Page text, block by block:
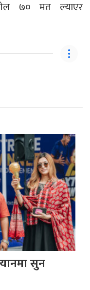
७० मत ल्याएर
सुन